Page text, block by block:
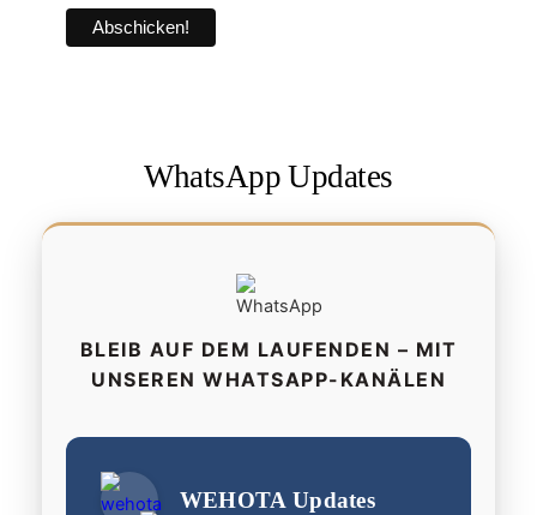
WhatsApp Updates
BLEIB AUF DEM LAUFENDEN – MIT
UNSEREN WHATSAPP-KANÄLEN
WEHOTA Updates